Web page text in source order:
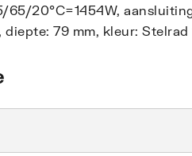
20°C=1454W,
79 mm, kleur: